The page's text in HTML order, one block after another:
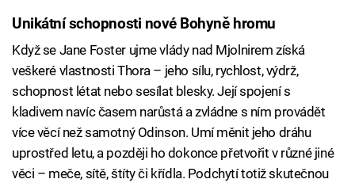
Unikátní schopnosti nové Bohyně hromu
Když se Jane Foster ujme vlády nad Mjolnirem získá
veškeré vlastnosti Thora – jeho sílu, rychlost, výdrž,
schopnost létat nebo sesílat blesky. Její spojení s
kladivem navíc časem narůstá a zvládne s ním provádět
více věcí než samotný Odinson. Umí měnit jeho dráhu
uprostřed letu, a později ho dokonce přetvořit v různé jiné
věci – meče, sítě, štíty či křídla. Podchytí totiž skutečnou